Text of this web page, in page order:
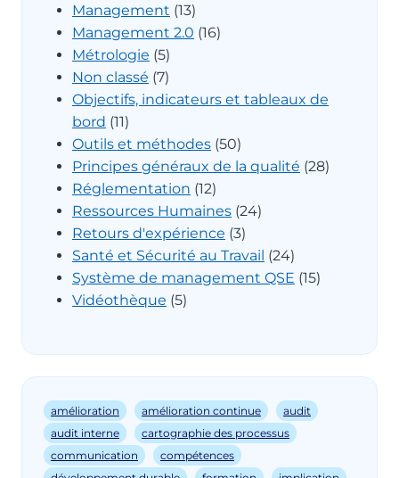
Management (13)
Management 2.0 (16)
Métrologie (5)
Non classé (7)
Objectifs, indicateurs et tableaux de
bord (11)
Outils et méthodes (50)
Principes généraux de la qualité (28)
Réglementation (12)
Ressources Humaines (24)
Retours d'expérience (3)
Santé et Sécurité au Travail (24)
Système de management QSE (15)
Vidéothèque (5)
amélioration amélioration continue
audit
audit interne
cartographie des processus
communication
compétences